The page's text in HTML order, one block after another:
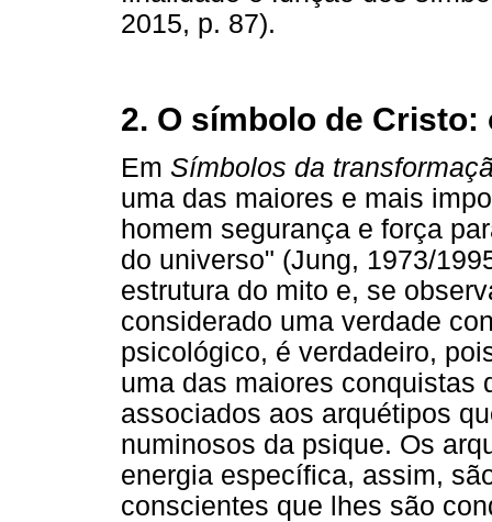
2015, p. 87).
2. O símbolo de
Em Símbolos da
uma das maiores e mais
homem segurança e força
do universo" (Jung, 1973/
estrutura do mito e, se
considerado uma verdade
psicológico, é verdadeiro,
uma das maiores conquistas
associados aos arquétipos
numinosos da psique. Os
energia específica, assim,
conscientes que lhes são